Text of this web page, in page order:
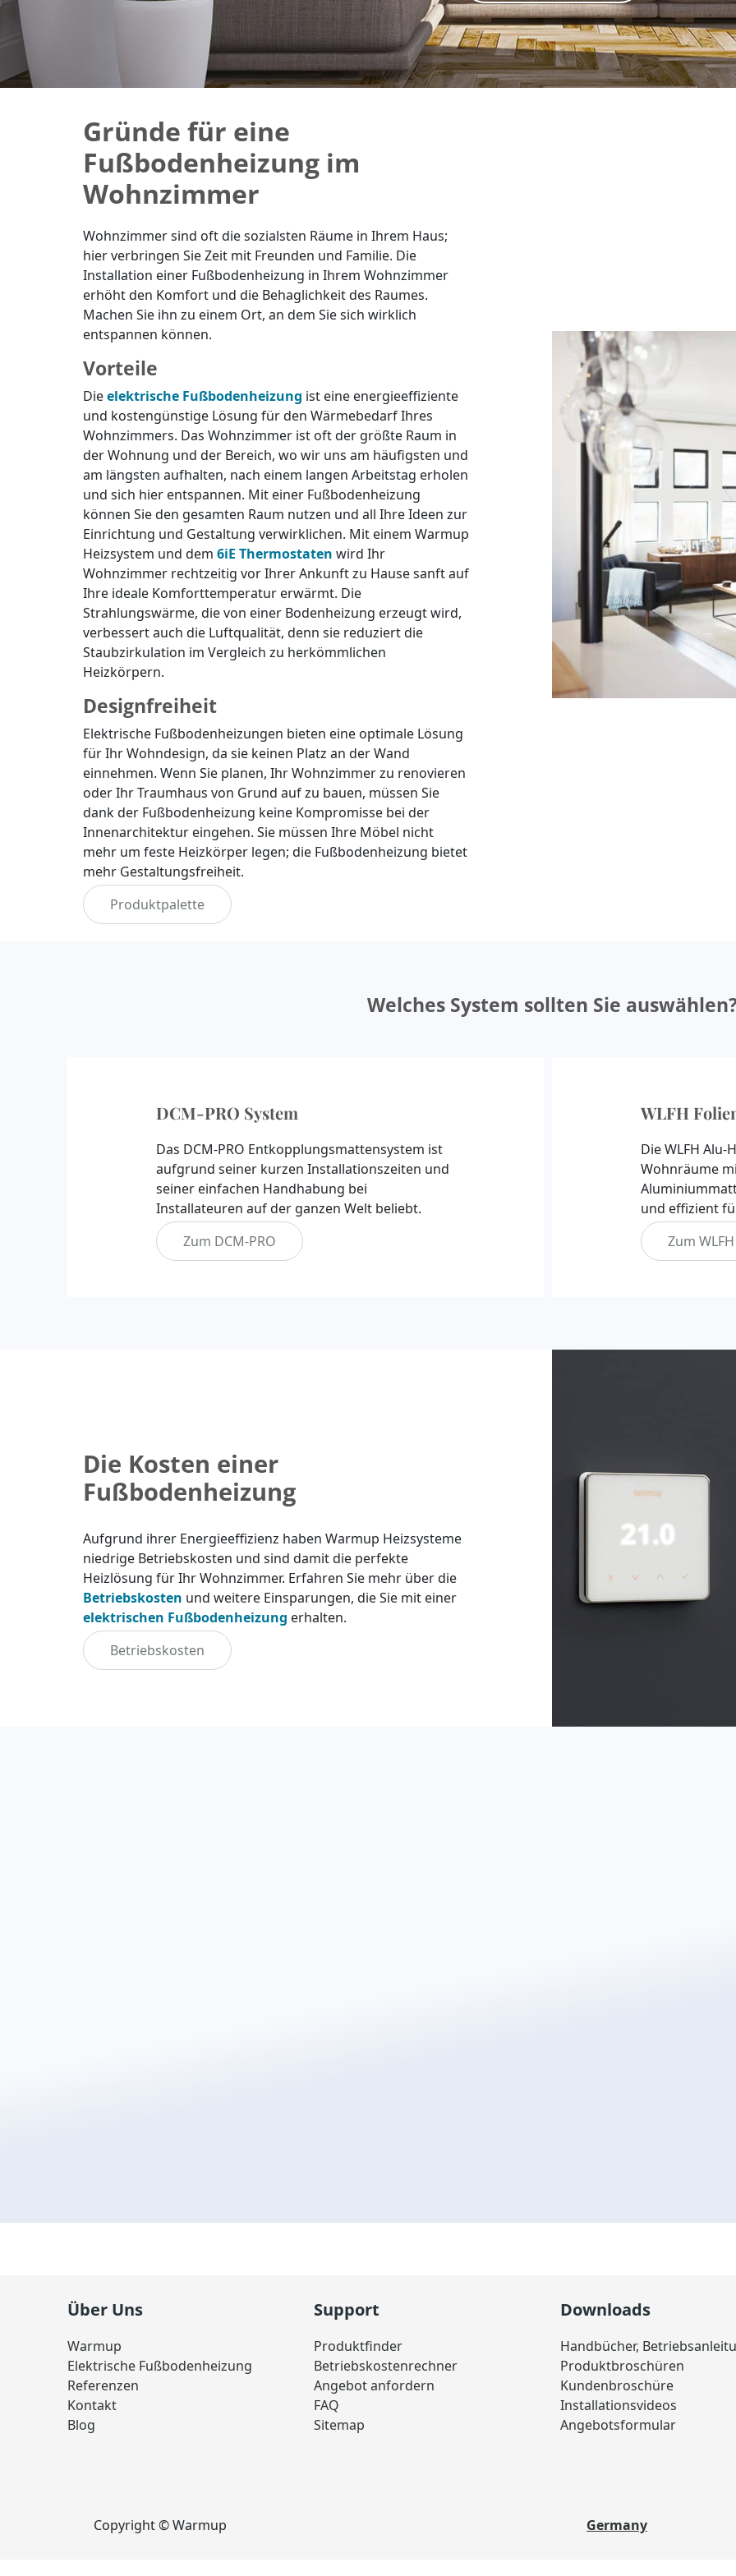
Gründe für eine
Fußbodenheizung im
Wohnzimmer
Wohnzimmer sind oft die sozialsten Räume in Ihrem Haus;
hier verbringen Sie Zeit mit Freunden und Familie. Die
Installation einer Fußbodenheizung in Ihrem Wohnzimmer
erhöht den Komfort und die Behaglichkeit des Raumes.
Machen Sie ihn zu einem Ort, an dem Sie sich wirklich
entspannen können.
Vorteile
Dieelektrische Fußbodenheizung ist eine energieeffiziente
und kostengünstige Lösung für den Wärmebedarf Ihres
Wohnzimmers. Das Wohnzimmer ist oft der größte Raum in
der Wohnung und der Bereich, wo wir uns am häufigsten und
am längsten aufhalten, nach einem langen Arbeitstag erholen
und sich hier entspannen. Mit einer Fußbodenheizung
können Sie den gesamten Raum nutzen und all Ihre Ideen zur
Einrichtung und Gestaltung verwirklichen. Mit einem Warmup
Heizsystem und dem 6iE Thermostaten wird Ihr
Wohnzimmer rechtzeitig vor Ihrer Ankunft zu Hause sanft auf
Ihre ideale Komforttemperatur erwärmt. Die
Strahlungswärme, die von einer Bodenheizung erzeugt wird,
verbessert auch die Luftqualität, denn sie reduziert die
Staubzirkulation im Vergleich zu herkömmlichen
Heizkörpern.
Designfreiheit
Elektrische Fußbodenheizungen bieten eine optimale Lösung
für Ihr Wohndesign, da sie keinen Platz an der Wand
einnehmen. Wenn Sie planen, Ihr Wohnzimmer zu renovieren
oder Ihr Traumhaus von Grund auf zu bauen, müssen Sie
dank der Fußbodenheizung keine Kompromisse bei der
Innenarchitektur eingehen. Sie müssen Ihre Möbel nicht
mehr um feste Heizkörper legen; die Fußbodenheizung bietet
mehr Gestaltungsfreiheit.
Produktpalette
Welches System sollten Sie
DCM-PRO System
Das DCM-PRO Entkopplungsmattensystem ist
aufgrund seiner kurzen Installationszeiten und
seiner einfachen Handhabung bei
Installateuren auf der ganzen Welt beliebt.
Zum DCM-PRO
WLFH
Die WLFH
Wohnräume
und effizient
Zum WLFH
Die Kosten einer
Fußbodenheizung
Aufgrund ihrer Energieeffizienz haben Warmup Heizsysteme
niedrige Betriebskosten und sind damit die perfekte
Heizlösung für Ihr Wohnzimmer. Erfahren Sie mehr über die
Betriebskosten und weitere Einsparungen, die Sie mit einer
elektrischen Fußbodenheizung erhalten.
Betriebskosten
Über Uns
Warmup
Elektrische Fußbodenheizung
Referenzen
Kontakt
Blog
Support
Produktfinder
Betriebskostenrechner
Angebot anfordern
FAQ
Sitemap
Downloads
Handbücher,
Produktbroschüren
Kundenbroschüre
Installationsvideos
Angebotsformular
Copyright © Warmup Germany